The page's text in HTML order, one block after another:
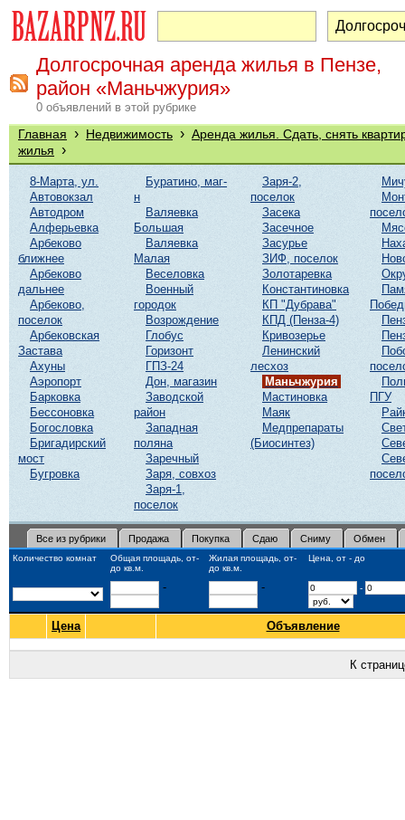
Долгосрочная аренда жилья в Пензе,
район «Маньчжурия»
0 объявлений в этой рубрике
Главная › Недвижимость › Аренда жилья. Сдать, снять
жилья ›
8-Марта, ул.
Автовокзал
Автодром
Алферьевка
Арбеково
ближнее
Арбеково
дальнее
Арбеково,
поселок
Арбековская
Застава
Ахуны
Аэропорт
Барковка
Бессоновка
Богословка
Бригадирский
мост
Бугровка
Буратино, маг-
н
Валяевка
Большая
Валяевка
Малая
Веселовка
Военный
городок
Возрождение
Глобус
Горизонт
ГПЗ-24
Дон, магазин
Заводской
район
Западная
поляна
Заречный
Заря, совхоз
Заря-1,
поселок
Заря-2,
поселок
Засека
Засечное
Засурье
ЗИФ, поселок
Золотаревка
Константиновка
КП "Дубрава"
КПД (Пенза-4)
Кривозерье
Ленинский
лесхоз
Маньчжурия
Мастиновка
Маяк
Медпрепараты
(Биосинтез)
ПГУ
Все из рубрики Продажа Покупка Сдаю Сниму Обмен
Количество комнат
Общая площадь, от-
до кв.м.
Жилая площадь, от-
до кв.м.
Цена, от - до
- - -
Цена Объявление
К